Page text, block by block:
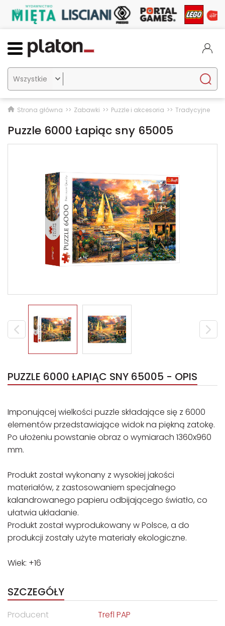

Strona główna Zabawki Puzzle i akcesoria Tradycyjne
Puzzle 6000 Łapiąc sny 65005
PUZZLE 6000 ŁAPIĄC SNY 65005 - OPIS
Imponującej wielkości puzzle składające się z 6000
elementów przedstawiające widok na piękną zatokę.
Po ułożeniu powstanie obraz o wymiarach 1360x960
mm.
Produkt został wykonany z wysokiej jakości
materiałów, z zastosowaniem specjalnego
kalandrowanego papieru odbijającego światło, co
ułatwia układanie.
Produkt został wyprodukowany w Polsce, a do
produkcji zostały użyte materiały ekologiczne.
Wiek: +16
SZCZEGÓŁY
Producent
Trefl PAP